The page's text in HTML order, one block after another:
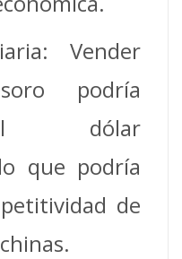
Vender
podría
dólar
que podría
de